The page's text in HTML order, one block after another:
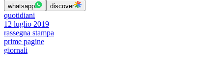
whatsapp discover
quotidiani
12 luglio 2019
rassegna stampa
prime pagine
giornali